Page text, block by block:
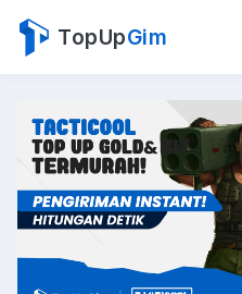
TopUpGim